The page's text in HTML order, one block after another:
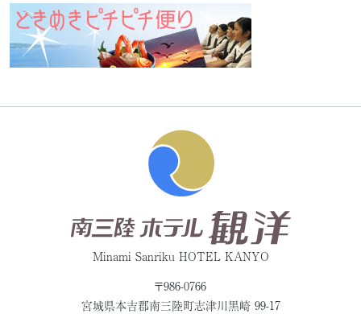
Minami Sanriku HOTEL KANYO
〒986-0766
宮城県本吉郡南三陸町志津川黒崎 99-17